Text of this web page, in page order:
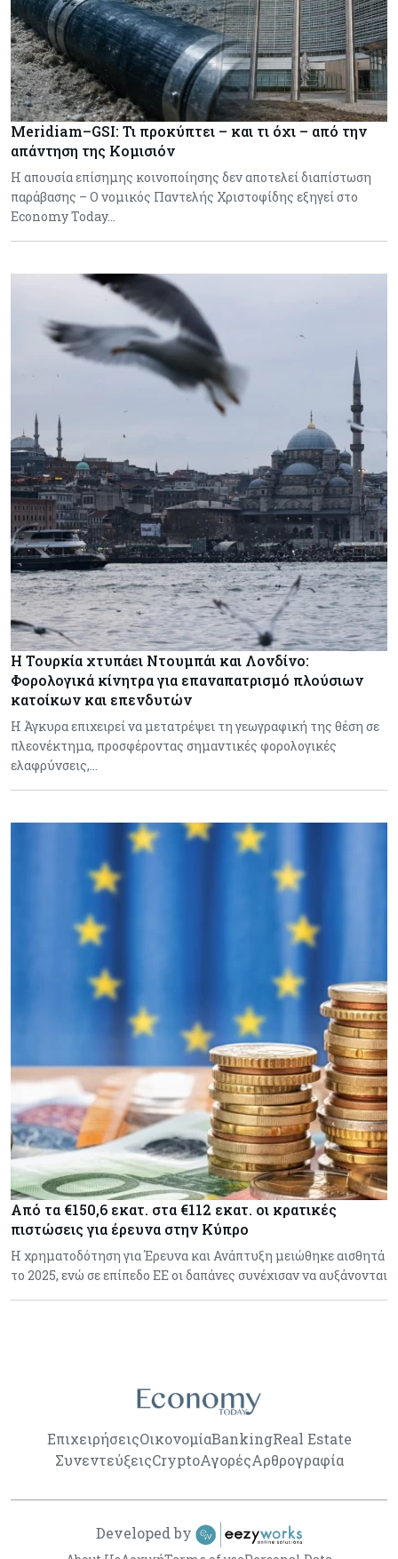
Meridiam–GSI: Τι προκύπτει – και τι όχι – από την
απάντηση της Κομισιόν
Η απουσία επίσημης κοινοποίησης δεν αποτελεί διαπίστωση
παράβασης – Ο νομικός Παντελής Χριστοφίδης εξηγεί στο
Economy Today…
Η Τουρκία χτυπάει Ντουμπάι και Λονδίνο:
Φορολογικά κίνητρα για επαναπατρισμό πλούσιων
κατοίκων και επενδυτών
Η Άγκυρα επιχειρεί να μετατρέψει τη γεωγραφική της θέση σε
πλεονέκτημα, προσφέροντας σημαντικές φορολογικές
ελαφρύνσεις,…
Από τα €150,6 εκατ. στα €112 εκατ. οι κρατικές
πιστώσεις για έρευνα στην Κύπρο
Η χρηματοδότηση για Έρευνα και Ανάπτυξη μειώθηκε αισθητά
το 2025, ενώ σε επίπεδο ΕΕ οι δαπάνες συνέχισαν να αυξάνονται
ΕπιχειρήσειςΟικονομίαBankingReal Estate
ΣυνεντεύξειςCryptoΑγορέςΑρθρογραφία
Developed by